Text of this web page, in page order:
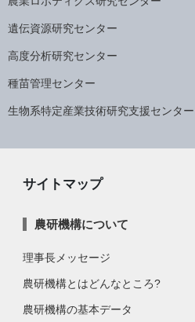
遺伝資源研究センター
高度分析研究センター
種苗管理センター
生物系特定産業技術研究支援センター
サイトマップ
農研機構について
理事長メッセージ
農研機構とはどんなところ?
農研機構の基本データ